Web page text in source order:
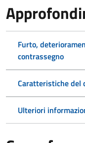
Furto,
contrassegno
Caratteristiche del
Ulteriori